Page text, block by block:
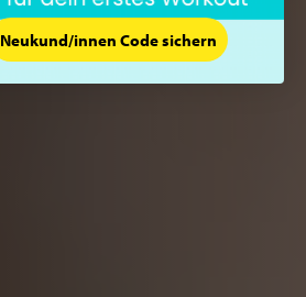
Neukund/innen Code sichern